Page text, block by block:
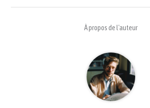
À propos de l'auteur